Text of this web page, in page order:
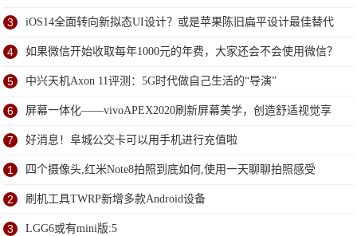
3 iOS14全面转向新拟态UI设计？或是苹果陈旧扁平设计最佳替代
方案
4 如果微信开始收取每年1000元的年费，大家还会不会使用微信？
5 中兴天机Axon 11评测：5G时代做自己生活的“导演”
6 屏幕一体化——vivoAPEX2020刷新屏幕美学，创造舒适视觉享
受
7 好消息！阜城公交卡可以用手机进行充值啦
1 四个摄像头,红米Note8拍照到底如何,使用一天聊聊拍照感受
2 刷机工具TWRP新增多款Android设备
3 LGG6或有mini版:5